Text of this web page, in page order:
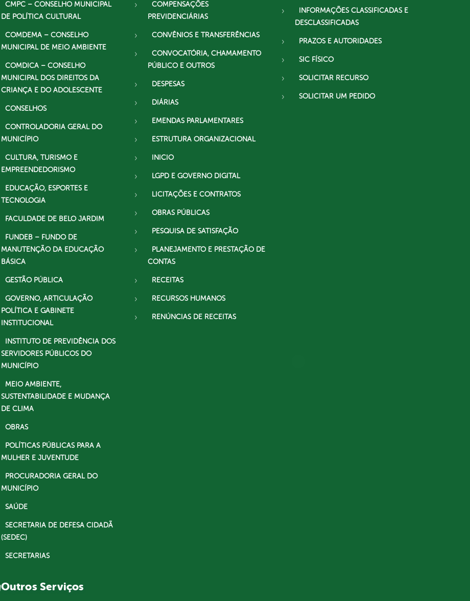
CMPC – CONSELHO MUNICIPAL
DE POLÍTICA CULTURAL
COMDEMA – CONSELHO
MUNICIPAL DE MEIO AMBIENTE
COMDICA – CONSELHO
MUNICIPAL DOS DIREITOS DA
CRIANÇA E DO ADOLESCENTE
CONSELHOS
CONTROLADORIA GERAL DO
MUNICÍPIO
CULTURA, TURISMO E
EMPREENDEDORISMO
EDUCAÇÃO, ESPORTES E
TECNOLOGIA
FACULDADE DE BELO JARDIM
FUNDEB – FUNDO DE
MANUTENÇÃO DA EDUCAÇÃO
BÁSICA
GESTÃO PÚBLICA
GOVERNO, ARTICULAÇÃO
POLÍTICA E GABINETE
INSTITUCIONAL
INSTITUTO DE PREVIDÊNCIA DOS
SERVIDORES PÚBLICOS DO
MUNICÍPIO
MEIO AMBIENTE,
SUSTENTABILIDADE E MUDANÇA
DE CLIMA
OBRAS
POLÍTICAS PÚBLICAS PARA A
MULHER E JUVENTUDE
PROCURADORIA GERAL DO
MUNICÍPIO
SAÚDE
SECRETARIA DE DEFESA CIDADÃ
(SEDEC)
SECRETARIAS
COMPENSAÇÕES
PREVIDENCIÁRIAS
CONVÊNIOS E TRANSFERÊNCIAS
CONVOCATÓRIA, CHAMAMENTO
PÚBLICO E OUTROS
DESPESAS
DIÁRIAS
EMENDAS PARLAMENTARES
ESTRUTURA ORGANIZACIONAL
INICIO
LGPD E GOVERNO DIGITAL
LICITAÇÕES E CONTRATOS
OBRAS PÚBLICAS
PESQUISA DE SATISFAÇÃO
PLANEJAMENTO E PRESTAÇÃO DE
CONTAS
RECEITAS
RECURSOS HUMANOS
RENÚNCIAS DE RECEITAS
INFORMAÇÕES CLASSIFICADAS E
DESCLASSIFICADAS
PRAZOS E AUTORIDADES
SIC FÍSICO
SOLICITAR RECURSO
SOLICITAR UM PEDIDO
Outros Serviços